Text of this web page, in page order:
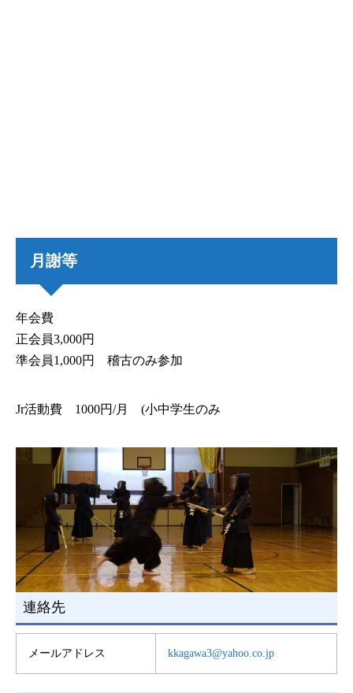
月謝等
年会費
正会員3,000円
準会員1,000円 稽古のみ参加
Jr活動費 1000円/月 (小中学生のみ
連絡先
メールアドレス kkagawa3@yahoo.co.jp